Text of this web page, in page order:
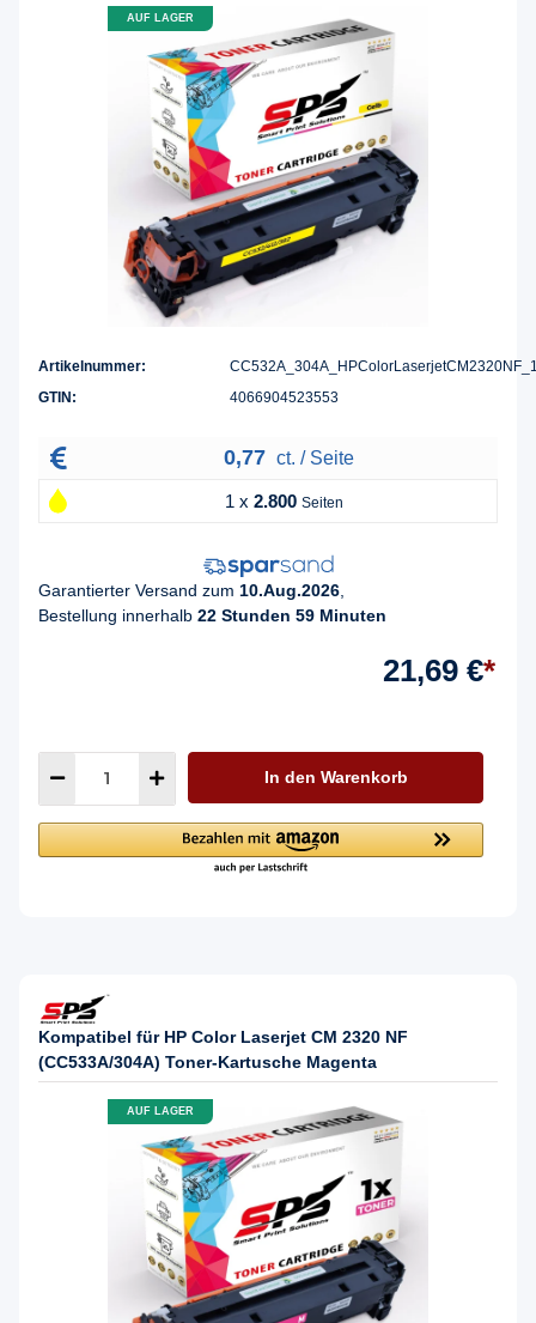
AUF LAGER
Artikelnummer:
GTIN:
4066904523553
0,77 ct. / Seite
1 x 2.800 Seiten
Garantierter Versand zum 10.Aug.2026
Bestellung innerhalb 22 Stunden 59 Minuten
21,69 €*
In den Warenkorb
Kompatibel für HP Color Laserjet CM 2320 NF
(CC533A/304A) Toner-Kartusche Magenta
AUF LAGER